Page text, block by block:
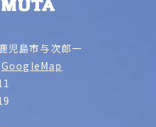
児島市与次郎一
GoogleMap